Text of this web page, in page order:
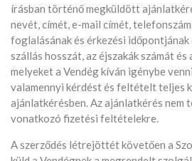
írásban történő megküldött
nevét, címét, e-mail címét,
foglalásának és érkezési
szállás hosszát, az éjszakák számát
melyeket a Vendég kíván igénybe
valamennyi kérdést és feltételt teljes
ajánlatkérésben. Az ajánlatkérés nem
vonatkozó fizetési feltételekre.
A szerződés létrejöttét követően a